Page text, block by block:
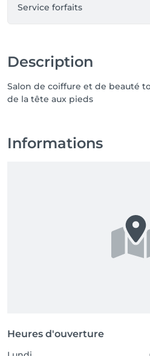
Service forfaits
Description
Salon de coiffure et de beauté
de la tête aux pieds
Informations
Heures d'ouverture